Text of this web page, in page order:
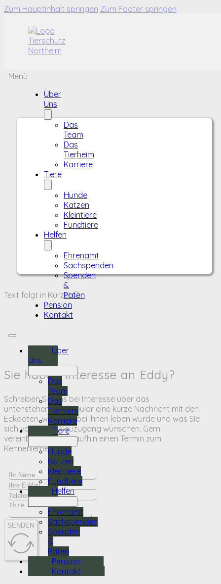
Zum Hauptinhalt springen Zum Footer springen
Menü
Über
Uns
Das
Team
Das
Tierheim
Karriere
Tiere
Hunde
Katzen
Kleintiere
Fundtiere
Helfen
Ehrenamt
Sachspenden
Spenden
&
Paten
Pension
Kontakt
Über
Uns
Das
Team
Das
Tierheim
Karriere
Tiere
Hunde
Katzen
Kleintiere
Fundtiere
Helfen
Ehrenamt
Sachspenden
Spenden
&
Paten
Pension
Kontakt
Text folgt in Kürze! 🙂
Sie haben Interesse an Eddy?
Schreiben Sie uns bei Interesse über das
untenstehende Formular eine kurze Nachricht mit den
Eckdaten, wie Eddy bei Ihnen leben würde und was Sie
sich von einem Neuzugang wünschen. Gern
vereinbaren wir daraufhin einen Termin zum
Kennenlernen.
SENDEN